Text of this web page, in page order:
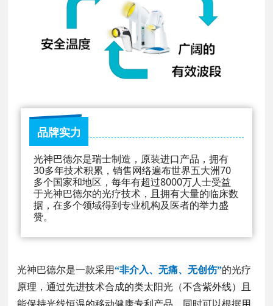
品牌实力
光神巴德尔是瑞士制造，原装进口产品，拥有
30多年技术积累，销售网络遍布世界五大洲70
多个国家和地区，每年有超过8000万人士受益
于光神巴德尔的光疗技术，且拥有大量的临床数
据，在多个领域得到专业机构及医者的举力盛
赞。
光神巴德尔是一款采用“非介入、无痛、无创伤”的光疗
原理，通过先进技术合成的类太阳光（不含紫外线）且
能保持光线恒温的移动健康专利产品，同时可以根据用